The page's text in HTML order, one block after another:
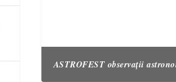
ASTROFEST observații